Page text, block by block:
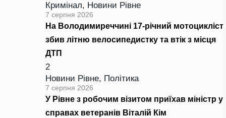
Кримінал, Новини Рівне
7 серпня 2026
На Володимиреччині 17-річний мотоцикліст
збив літню велосипедистку та втік з місця
ДТП
2
Новини Рівне, Політика
7 серпня 2026
У Рівне з робочим візитом приїхав міністр у
справах ветеранів Віталій Кім